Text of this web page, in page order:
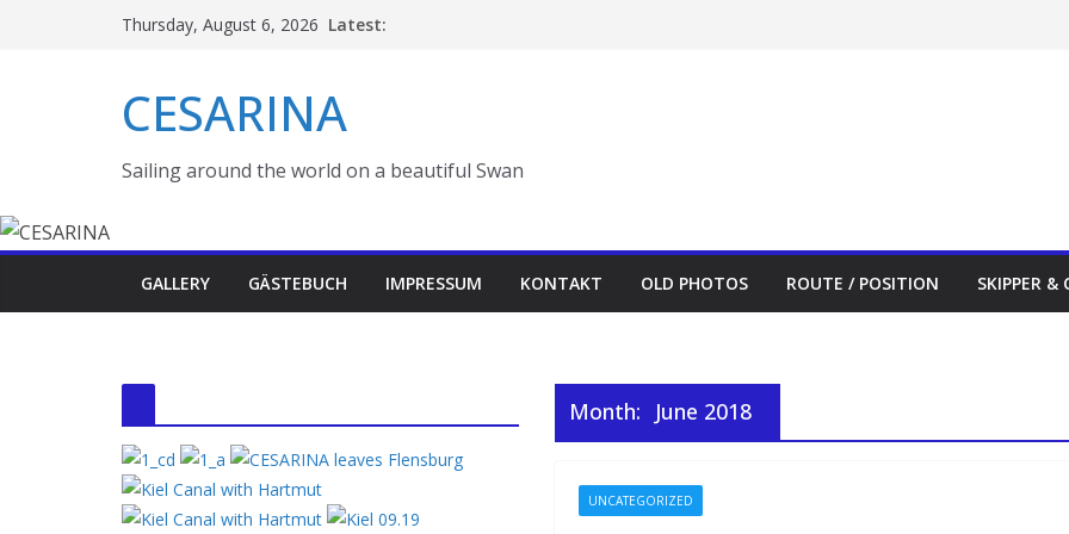
Thursday, August 6, 2026 Latest:
CESARINA
Sailing around the world on a beautiful Swan
GALLERY GÄSTEBUCH IMPRESSUM KONTAKT OLD PHOTOS ROUTE / POSITION SKIPPER &
Month: June 2018
UNCATEGORIZED